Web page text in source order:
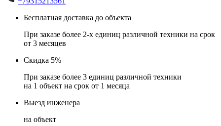
Бесплатная доставка до объекта
При заказе более 2-х единиц различной техники на срок
от 3 месяцев
Скидка 5%
При заказе более 3 единиц различной техники
на 1 объект на срок от 1 месяца
Выезд инженера
на объект